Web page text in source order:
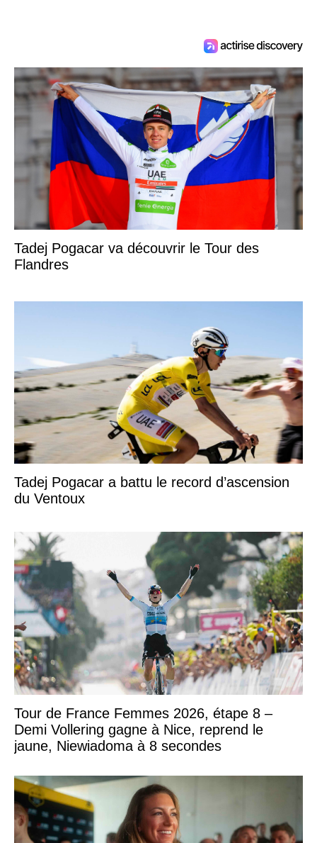
Tadej Pogacar va découvrir le Tour des
Flandres
Tadej Pogacar a battu le record d’ascension
du Ventoux
Tour de France Femmes 2026, étape 8 –
Demi Vollering gagne à Nice, reprend le
jaune, Niewiadoma à 8 secondes